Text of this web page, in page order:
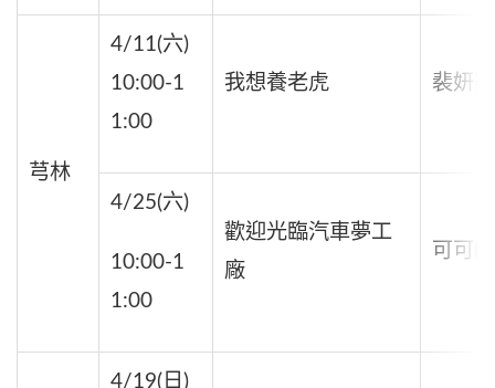
芎林
4/11(六)
10:00-1
1:00
我想養老虎 裴妍
4/25(六)
10:00-1
1:00
歡迎光臨汽車夢工
廠
可可(
4/19(日)